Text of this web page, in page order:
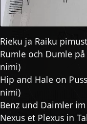
Rieku ja Raiku
Rumle och Dumle
nimi)
Hip and Hale on
nimi)
Benz und Daimler
Nexus et Plexus in